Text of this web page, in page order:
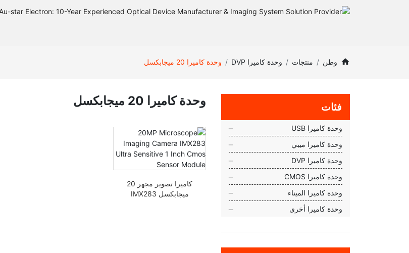
وطن منتجات وحدة كاميرا DVP وحدة كاميرا 20 ميجابكسل
فئات
وحدة كاميرا USB
وحدة كاميرا ميبي
وحدة كاميرا DVP
وحدة كاميرا CMOS
وحدة كاميرا الميناء
وحدة كاميرا أخرى
وحدة كاميرا 20 ميجابكسل
كاميرا تصوير مجهر 20
ميجابكسل IMX283